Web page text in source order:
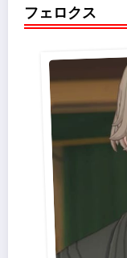
フェロクス